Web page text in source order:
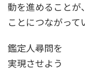
動を進めることが
ことにつながって
鑑定人尋問を
実現させよう